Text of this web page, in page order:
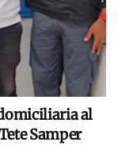
al
Samper